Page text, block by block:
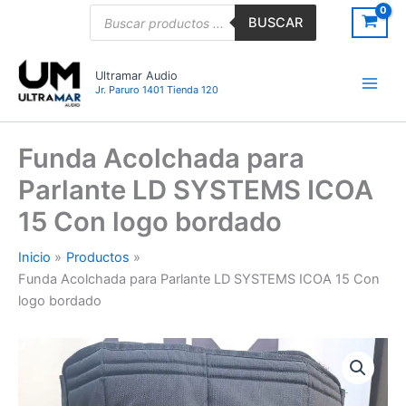
BUSCAR
Ultramar Audio
Jr. Paruro 1401 Tienda 120
Funda Acolchada para
Parlante LD SYSTEMS ICOA
15 Con logo bordado
Inicio
Productos
Funda Acolchada para Parlante LD SYSTEMS ICOA 15 Con
logo bordado
Acolchada
Parlante